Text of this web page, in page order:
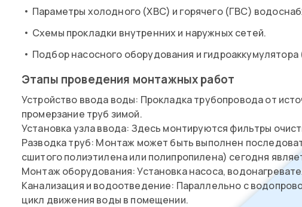
Параметры холодного (ХВС) и горячего (ГВС)
Схемы прокладки внутренних и наружных сетей.
Подбор насосного оборудования и
Этапы проведения монтажных работ
Устройство ввода воды: Прокладка трубопровода от
промерзание труб зимой.
Установка узла ввода: Здесь монтируются фильтры
Разводка труб: Монтаж может быть выполнен
сшитого полиэтилена или полипропилена) сегодня
Монтаж оборудования: Установка насоса,
Канализация и водоотведение: Параллельно с
цикл движения воды в помещении.